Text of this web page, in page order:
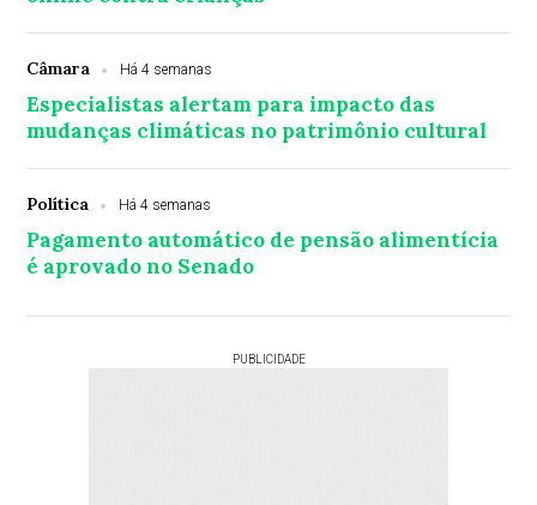
Câmara Há 4 semanas
Especialistas alertam para impacto das
mudanças climáticas no patrimônio cultural
Política Há 4 semanas
Pagamento automático de pensão alimentícia
é aprovado no Senado
PUBLICIDADE